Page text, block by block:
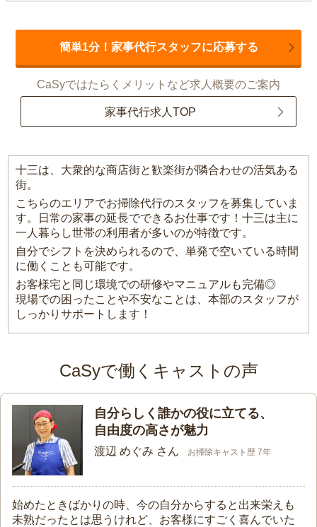
簡単1分！家事代行スタッフに応募する
CaSyではたらくメリットなど求人概要のご案内
家事代行求人TOP
十三は、大衆的な商店街と歓楽街が隣合わせの活気ある
街。
こちらのエリアでお掃除代行のスタッフを募集していま
す。日常の家事の延長でできるお仕事です！十三は主に
一人暮らし世帯の利用者が多いのが特徴です。
自分でシフトを決められるので、単発で空いている時間
に働くことも可能です。
お客様宅と同じ環境での研修やマニュアルも完備◎
現場での困ったことや不安なことは、本部のスタッフが
しっかりサポートします！
CaSyで働くキャストの声
自分らしく誰かの役に立てる、
自由度の高さが魅力
渡辺 めぐみ さん お掃除キャスト歴 7年
始めたときばかりの時、今の自分からすると出来栄えも
未熟だったとは思うけれど、お客様にすごく喜んでいた